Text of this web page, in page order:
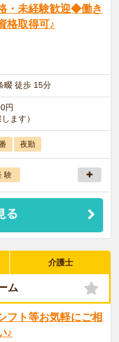
・未経験歓迎◆働き
格取得可♪
畷 徒歩 15分
円
ます）
夜勤
験
介護士
ム
フト等お気軽にご相
♪